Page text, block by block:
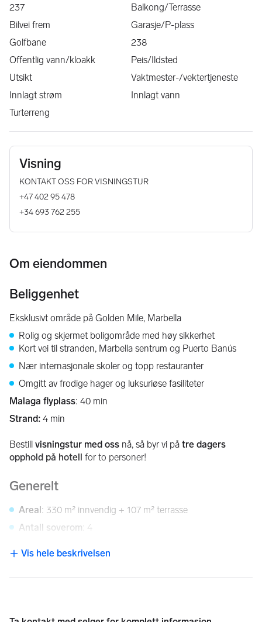
237
Balkong/Terrasse
Bilvei frem
Garasje/P-plass
Golfbane
238
Offentlig vann/kloakk
Peis/Ildsted
Utsikt
Vaktmester-/vektertjeneste
Innlagt strøm
Innlagt vann
Turterreng
Visning
KONTAKT OSS FOR VISNINGSTUR
+47 402 95 478
+34 693 762 255
Om eiendommen
Beliggenhet
Eksklusivt område på Golden Mile, Marbella
Rolig og skjermet boligområde med høy sikkerhet
Kort vei til stranden, Marbella sentrum og Puerto Banús
Nær internasjonale skoler og topp restauranter
Omgitt av frodige hager og luksuriøse fasiliteter
Malaga flyplass: 40 min
Strand: 4 min
Bestill visningstur med oss nå, så byr vi på tre dagers
opphold på hotell for to personer!
Generelt
Areal: 330 m² innvendig + 107 m² terrasse
Antall soverom : 4
Sørvendt uteområde med innebygd BBQ og pizzaovn
Privat badstue
og eget gjesteplan
Vis hele beskrivelsen
NB: Knappen for å vise hele beskrivelsen har kun en visuell